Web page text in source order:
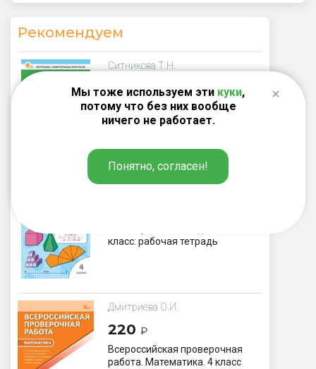
Рекомендуем
Ситникова Т.Н.
187₽
Контрольно-измерительные
материалы. Математика. 4 класс
Жиренко О.Е., Фурсова Е.В.,
класс: рабочая тетрадь
Дмитриева О.И.
220 ₽
Всероссийская проверочная
работа. Математика. 4 класс
Мы тоже используем эти куки,
потому что без них вообще
ничего не работает.
Понятно, согласен!